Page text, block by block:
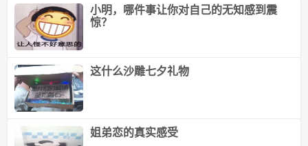
小明，哪件事让你对自己的无知感到震
惊？
这什么沙雕七夕礼物
姐弟恋的真实感受